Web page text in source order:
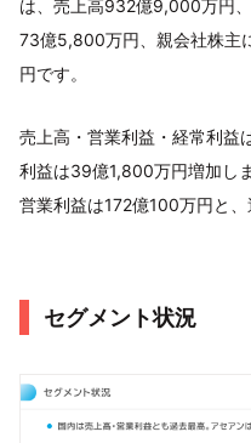
は、売上高932億9,000万円
73億5,800万円、親会社株主
円です。
売上高・営業利益・経常利益
利益は39億1,800万円増加し
営業利益は172億100万円と、
セグメント状況